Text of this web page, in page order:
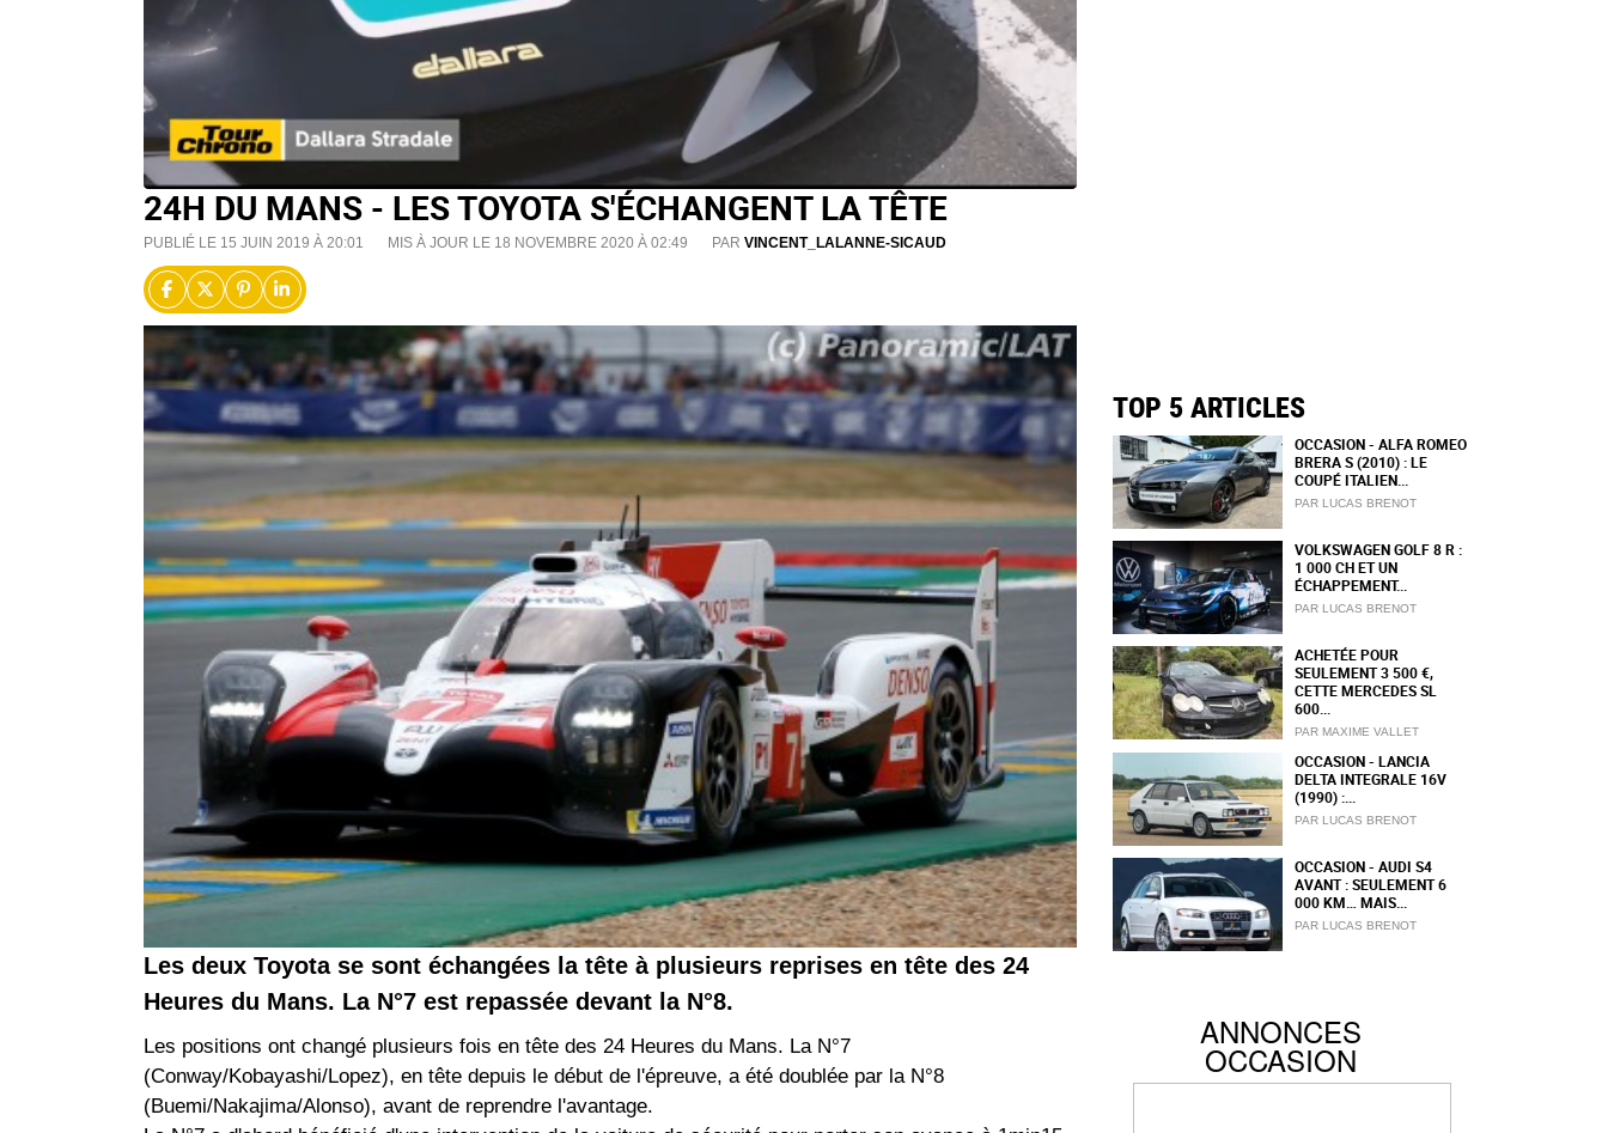
24H DU MANS - LES TOYOTA S'ÉCHANGENT LA TÊTE
PUBLIÉ LE 15 JUIN 2019 À 20:01 MIS À JOUR LE 18 NOVEMBRE 2020 À 02:49 PAR VINCENT_LALANNE-SICAUD
Les deux Toyota se sont échangées la tête à plusieurs reprises en tête des 24
Heures du Mans. La N°7 est repassée devant la N°8.
Les positions ont changé plusieurs fois en tête des 24 Heures du Mans. La N°7
(Conway/Kobayashi/Lopez), en tête depuis le début de l'épreuve, a été doublée par la N°8
(Buemi/Nakajima/Alonso), avant de reprendre l'avantage.
TOP 5 ARTICLES
OCCASION - ALFA ROMEO
BRERA S (2010) : LE
COUPÉ ITALIEN...
PAR LUCAS BRENOT
VOLKSWAGEN GOLF 8 R :
1 000 CH ET UN
ÉCHAPPEMENT...
PAR LUCAS BRENOT
ACHETÉE POUR
SEULEMENT 3 500 €,
CETTE MERCEDES SL
600...
PAR MAXIME VALLET
OCCASION - LANCIA
DELTA INTEGRALE 16V
(1990) :...
PAR LUCAS BRENOT
OCCASION - AUDI S4
AVANT : SEULEMENT 6
000 KM… MAIS...
PAR LUCAS BRENOT
ANNONCES
OCCASION